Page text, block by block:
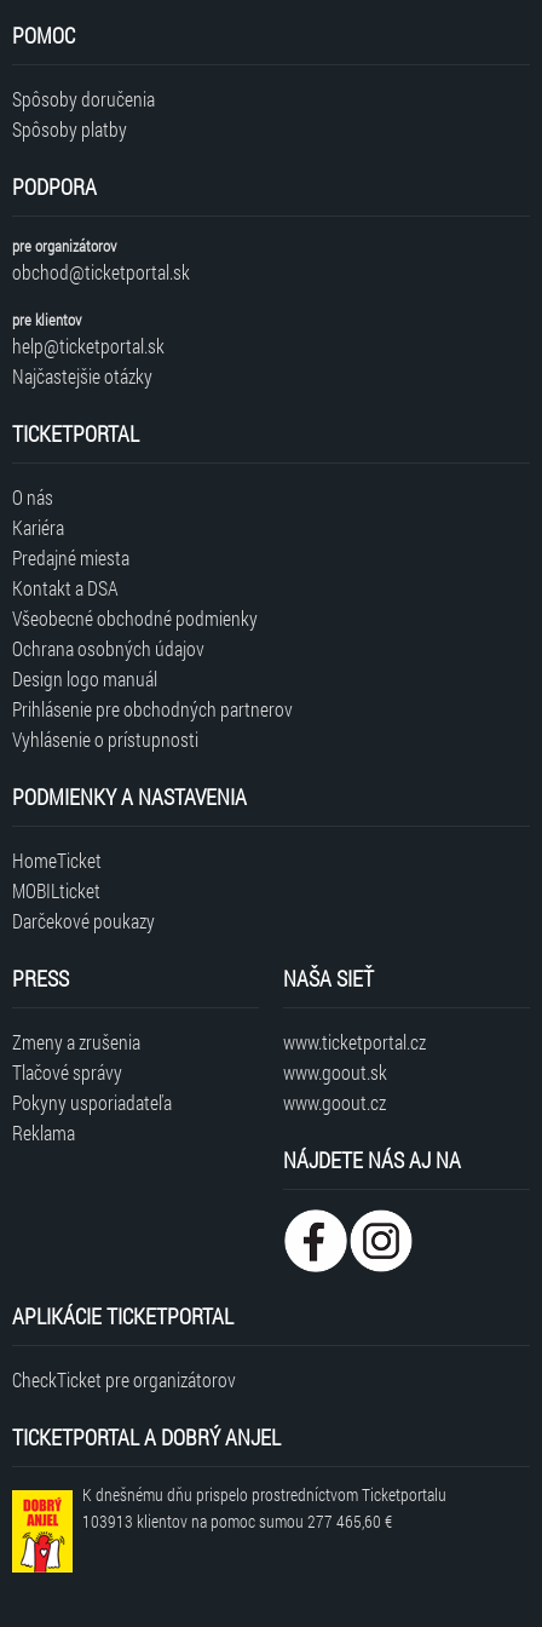
POMOC
Spôsoby doručenia
Spôsoby platby
PODPORA
pre organizátorov
obchod@ticketportal.sk
pre klientov
help@ticketportal.sk
Najčastejšie otázky
TICKETPORTAL
O nás
Kariéra
Predajné miesta
Kontakt a DSA
Všeobecné obchodné podmienky
Ochrana osobných údajov
Design logo manuál
Prihlásenie pre obchodných partnerov
Vyhlásenie o prístupnosti
PODMIENKY A NASTAVENIA
HomeTicket
MOBILticket
Darčekové poukazy
PRESS
Zmeny a zrušenia
Tlačové správy
Pokyny usporiadateľa
Reklama
NAŠA SIEŤ
www.ticketportal.cz
www.goout.sk
www.goout.cz
NÁJDETE NÁS AJ NA
APLIKÁCIE TICKETPORTAL
CheckTicket pre organizátorov
TICKETPORTAL A DOBRÝ ANJEL
K dnešnému dňu prispelo prostredníctvom Ticketportalu
103913 klientov na pomoc sumou 277 465,60 €